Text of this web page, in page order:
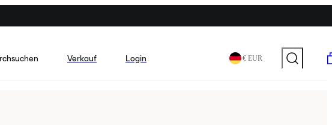
Verkauf Login € EUR